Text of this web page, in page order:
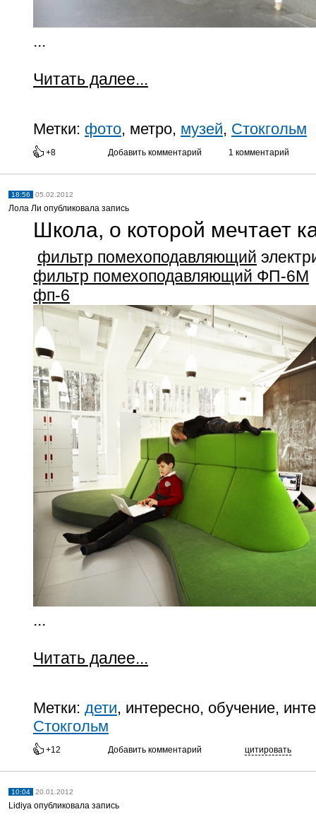
...
Читать далее...
Метки: фото, метро, музей, Стокгольм
+8 Добавить комментарий 1 комментарий
18:56 05.02.2012
Лола Ли опубликовала запись
Школа, о которой мечтает
фильтр помехоподавляющий
фильтр помехоподавляющий ФП-6М
фп-6
...
Читать далее...
Метки: дети, интересно, обучение,
Стокгольм
+12 Добавить комментарий цитировать
10:04 20.01.2012
Lidiya опубликовала запись